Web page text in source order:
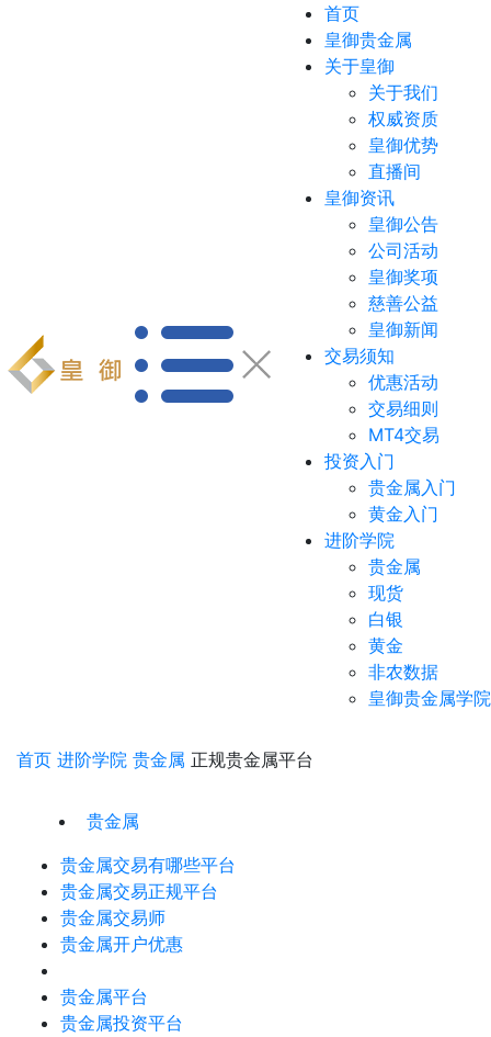
首页
皇御贵金属
关于皇御
关于我们
权威资质
皇御优势
直播间
皇御资讯
皇御公告
公司活动
皇御奖项
慈善公益
皇御新闻
交易须知
优惠活动
交易细则
MT4交易
投资入门
贵金属入门
黄金入门
进阶学院
贵金属
现货
白银
黄金
非农数据
皇御贵金属学院
首页 进阶学院 贵金属 正规贵金属平台
贵金属
贵金属交易有哪些平台
贵金属交易正规平台
贵金属交易师
贵金属开户优惠
贵金属平台
贵金属投资平台